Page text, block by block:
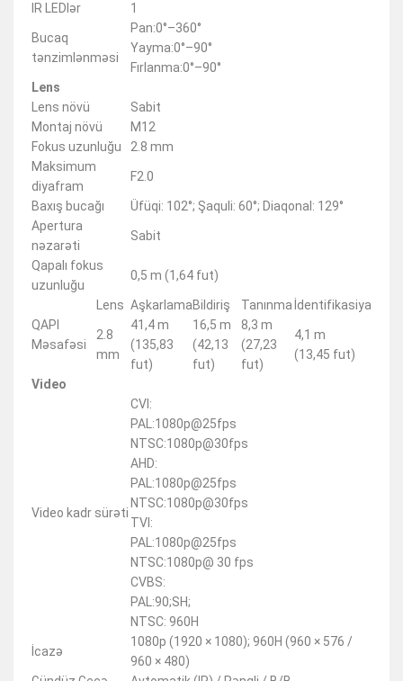
IR LEDlər 1
Bucaq
tənzimlənməsi
Pan:0°–360°
Yayma:0°–90°
Fırlanma:0°–90°
Lens
Lens növü
Sabit
Montaj növü
M12
Fokus uzunluğu
2.8 mm
Maksimum
diyafram
F2.0
Baxış bucağı
Üfüqi: 102°; Şaquli: 60°; Diaqonal: 129°
Apertura
nəzarəti
Sabit
Qapalı fokus
uzunluğu
0,5 m (1,64 fut)
QAPI
Məsafəsi
Lens AşkarlamaBildiriş Tanınma İdentifikasiya
2.8
mm
41,4 m
(135,83
fut)
16,5 m
(42,13
fut)
8,3 m
(27,23
fut)
4,1 m
(13,45 fut)
Video
Video kadr sürəti
CVI:
PAL:1080p@25fps
NTSC:1080p@30fps
AHD:
PAL:1080p@25fps
NTSC:1080p@30fps
TVI:
PAL:1080p@25fps
NTSC:1080p@ 30 fps
CVBS:
PAL:90;SH;
NTSC: 960H
İcazə
1080p (1920 × 1080); 960H (960 × 576 /
960 × 480)